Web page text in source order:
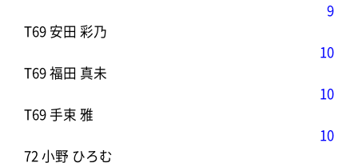
9
T69 安田 彩乃
10
T69 福田 真未
10
T69 手束 雅
10
72 小野 ひろむ